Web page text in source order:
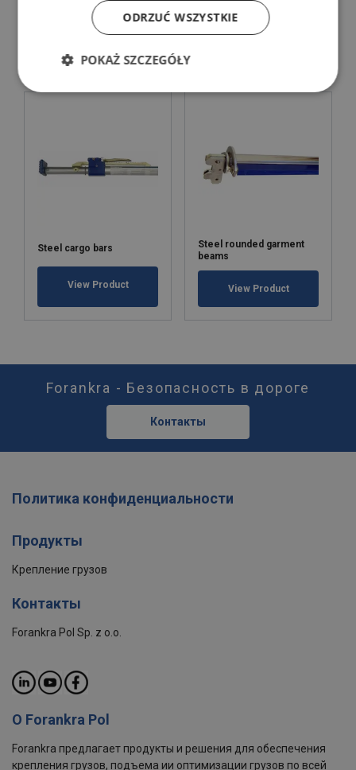
Gas cargo bars Rounded garment beams
Steel cargo bars
View Product
Steel rounded garment
beams
View Product
Forankra - Безопасность в дороге
Контакты
Политика конфиденциальности
Продукты
Крепление грузов
Контакты
Forankra Pol Sp. z o.o.
О Forankra Pol
Forankra предлагает продукты и решения для обеспечения
крепления грузов, подъема ии оптимизации грузов по всей
ODRZUĆ WSZYSTKIE
POKAŻ SZCZEGÓŁY